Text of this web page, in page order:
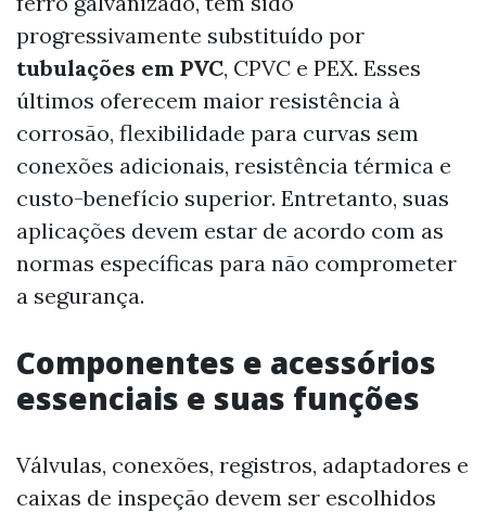
progressivamente substituído por
tubulações em PVC, CPVC e PEX. Esses
últimos oferecem maior resistência à
corrosão, flexibilidade para curvas sem
conexões adicionais, resistência térmica e
custo-benefício superior. Entretanto, suas
aplicações devem estar de acordo com as
normas específicas para não comprometer
a segurança.
Componentes e acessórios
essenciais e suas funções
Válvulas, conexões, registros, adaptadores e
caixas de inspeção devem ser escolhidos